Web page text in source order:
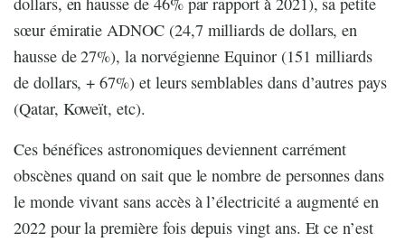
sœur émiratie ADNOC (24,7 milliards de dollars, en
hausse de 27%), la norvégienne Equinor (151 milliards
de dollars, + 67%) et leurs semblables dans d’autres pays
(Qatar, Koweït, etc).
Ces bénéfices astronomiques deviennent carrément
obscènes quand on sait que le nombre de personnes dans
le monde vivant sans accès à l’électricité a augmenté en
2022 pour la première fois depuis vingt ans. Et ce n’est